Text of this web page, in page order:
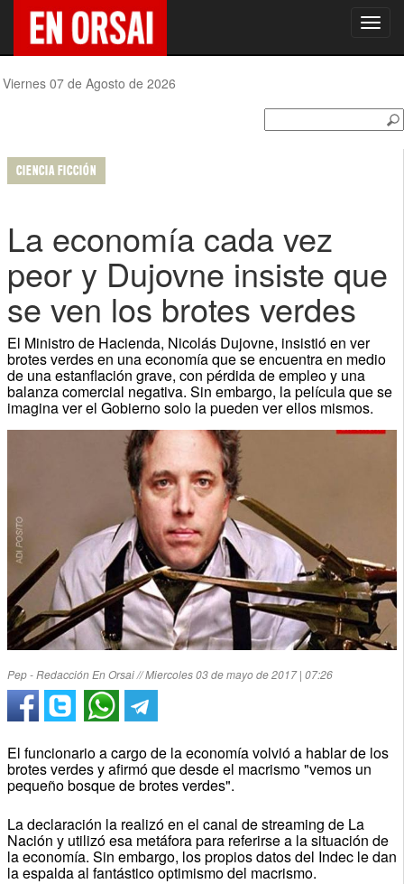
Viernes 07 de Agosto de 2026
CIENCIA FICCIÓN
La economía cada vez
peor y Dujovne insiste que
se ven los brotes verdes
El Ministro de Hacienda, Nicolás Dujovne, insistió en ver
brotes verdes en una economía que se encuentra en medio
de una estanflación grave, con pérdida de empleo y una
balanza comercial negativa. Sin embargo, la película que se
imagina ver el Gobierno solo la pueden ver ellos mismos.
Pep - Redacción En Orsai // Miercoles 03 de mayo de 2017 | 07:26
El funcionario a cargo de la economía volvió a hablar de los
brotes verdes y afirmó que desde el macrismo "vemos un
pequeño bosque de brotes verdes".
La declaración la realizó en el canal de streaming de La
Nación y utilizó esa metáfora para referirse a la situación de
la economía. Sin embargo, los propios datos del Indec le dan
la espalda al fantástico optimismo del macrismo.